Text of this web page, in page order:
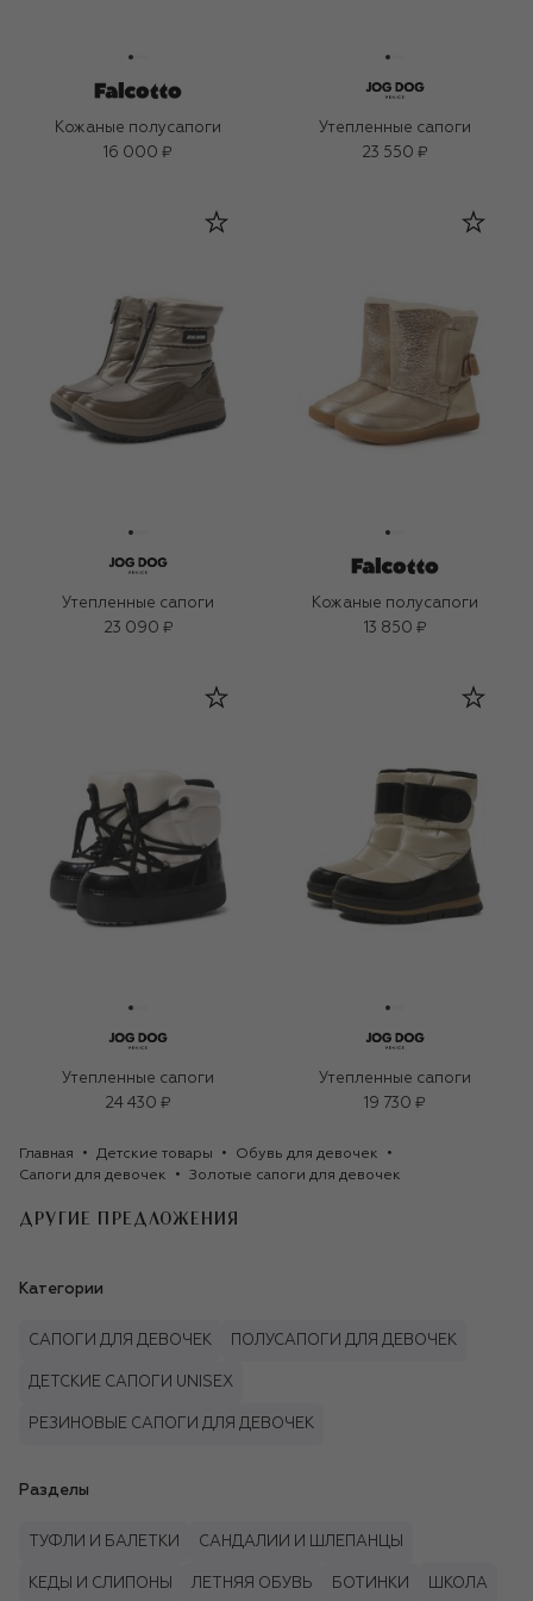
Кожаные полусапоги
16 000 ₽
Утепленные сапоги
23 550 ₽
Утепленные сапоги
23 090 ₽
Кожаные полусапоги
13 850 ₽
Утепленные сапоги
24 430 ₽
Утепленные сапоги
19 730 ₽
Главная Детские товары
Обувь для девочек
Сапоги для девочек
Золотые сапоги для девочек
ДРУГИЕ ПРЕДЛОЖЕНИЯ
Категории
САПОГИ ДЛЯ ДЕВОЧЕК ПОЛУСАПОГИ ДЛЯ ДЕВОЧЕК
ДЕТСКИЕ САПОГИ UNISEX
РЕЗИНОВЫЕ САПОГИ ДЛЯ ДЕВОЧЕК
Разделы
ТУФЛИ И БАЛЕТКИ САНДАЛИИ И ШЛЕПАНЦЫ
КЕДЫ И СЛИПОНЫ ЛЕТНЯЯ ОБУВЬ БОТИНКИ ШКОЛА